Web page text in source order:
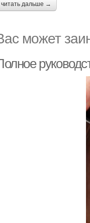
читать дальше →
может